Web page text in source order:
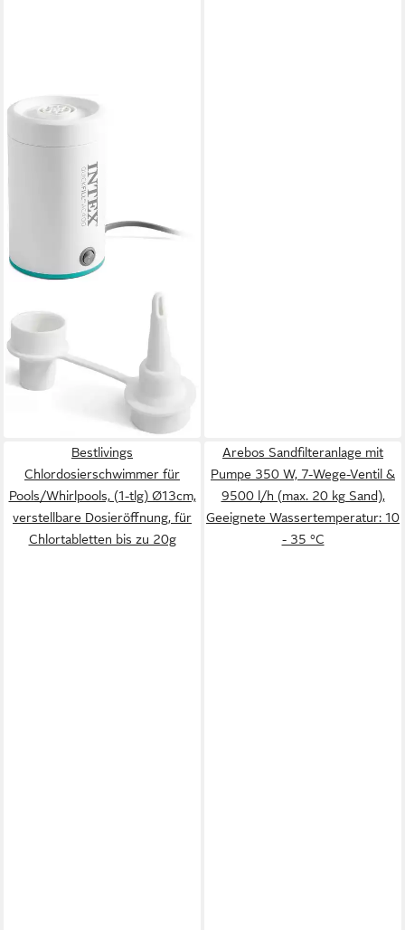
INTEX
Elektropumpe Quickfill
AC400 (3-tlg)
ab 15,28 €
leider ausverkauft
Bestlivings
Chlordosierschwimmer für
Pools/Whirlpools, (1-tlg) Ø13cm,
verstellbare Dosieröffnung, für
Chlortabletten bis zu 20g
Arebos Sandfilteranlage mit
Pumpe 350 W, 7-Wege-Ventil &
9500 l/h (max. 20 kg Sand),
Geeignete Wassertemperatur: 10
- 35 °C